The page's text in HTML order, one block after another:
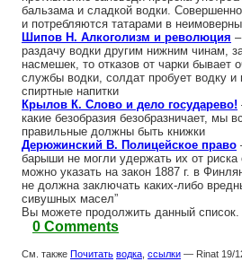
бальзама и сладкой водки.
и потребляются татарами в
Шипов Н. Алкоголизм и революция
раздачу водки другим нижним чинам,
насмешек, то отказов от чарки
службы водки, солдат пробует водку и
спиртные напитки
Крылов К. Слово и дело государево!
какие безобразия безобразничает, мы
правильные должны быть книжки
Дерюжинский В. Полицейское право
барыши не могли удержать их от
можно указать на закон 1887 г. в
не должна заключать каких-либо
сивушных масел”
Вы можете продолжить данный
0 Comments
См. также Почитать водка ссылки — Rinat 19/